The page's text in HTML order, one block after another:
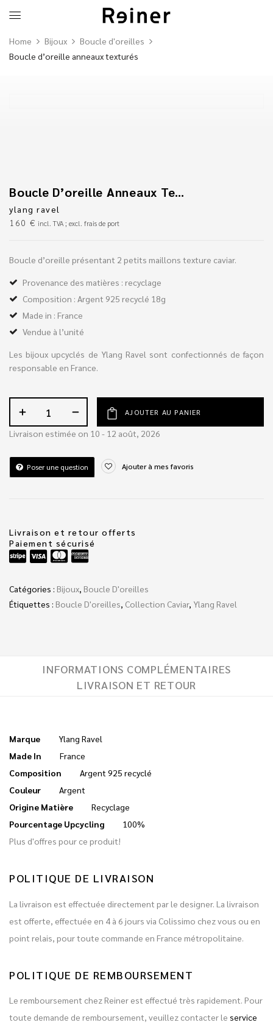
Home Bijoux
Boucle d'oreilles
Boucle d’oreille anneaux texturés
Boucle D’oreille Anneaux Texturés
ylang ravel
160 € incl. TVA ; excl. frais de port
Boucle d’oreille présentant 2 petits maillons texture caviar.
Provenance des matières : recyclage
Composition : Argent 925 recyclé 18g
Made in : France
Vendue à l’unité
Les bijoux upcyclés de Ylang Ravel sont confectionnés de façon
responsable en France.
AJOUTER AU PANIER
Livraison estimée on 10 - 12 août, 2026
Poser une question Ajouter à mes favoris
Livraison et retour offerts
Paiement sécurisé
Catégories : Bijoux Boucle D'oreilles
Étiquettes : Boucle D'oreilles Collection Caviar, Ylang Ravel
INFORMATIONS COMPLÉMENTAIRES
LIVRAISON ET RETOUR
Marque
Ylang Ravel
Made In
France
Composition
Argent 925 recyclé
Couleur
Argent
Origine Matière
Recyclage
Pourcentage Upcycling
100%
Plus d'offres pour ce produit!
POLITIQUE DE LIVRAISON
La livraison est effectuée directement par le designer. La livraison
est offerte, effectuée en 4 à 6 jours via Colissimo chez vous ou en
point relais, pour toute commande en France métropolitaine.
POLITIQUE DE REMBOURSEMENT
Le remboursement chez Reiner est effectué très rapidement. Pour
toute demande de remboursement, veuillez contacter le service